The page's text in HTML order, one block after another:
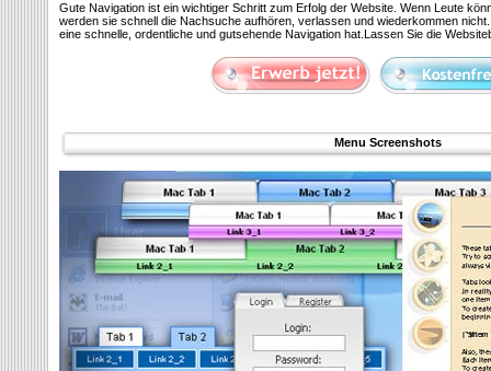
Gute Navigation ist ein wichtiger Schritt zum Erfolg der Website. Wenn Leute
werden sie schnell die Nachsuche aufhören, verlassen und wiederkommen
eine schnelle, ordentliche und gutsehende Navigation hat.Lassen Sie die
Menu Screenshots